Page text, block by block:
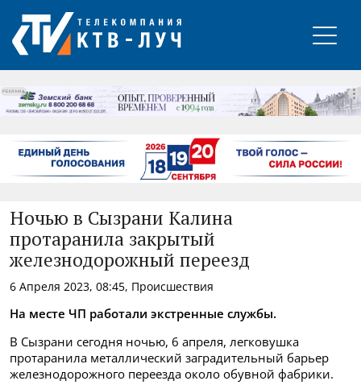
РЕКЛАМА
Ночью в Сызрани Калина
протаранила закрытый
железнодорожный переезд
6 Апреля 2023, 08:45, Происшествия
На месте ЧП работали экстренные службы.
В Сызрани сегодня ночью, 6 апреля, легковушка
протаранила металлический заградительный барьер
железнодорожного переезда около обувной фабрики.